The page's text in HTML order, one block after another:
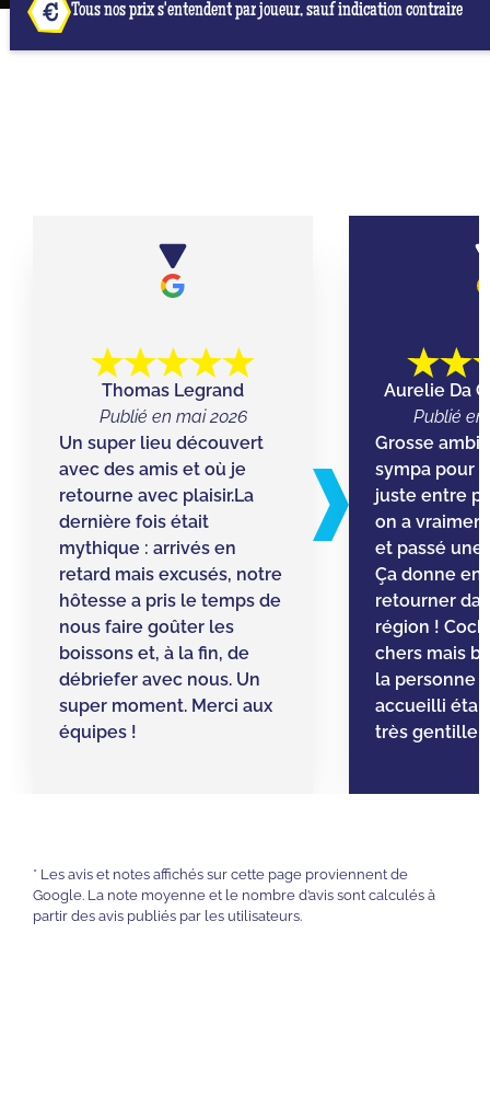
Tous nos prix s'entendent par joueur, sauf indication contraire
Thomas Legrand
Publié en mai 2026
Un super lieu découvert
avec des amis et où je
retourne avec plaisir. ​La
dernière fois était
mythique : arrivés en
retard mais excusés, notre
hôtesse a pris le temps de
nous faire goûter les
boissons et, à la fin, de
débriefer avec nous. Un
super moment. Merci aux
équipes !
Aurelie Da
Publié en
Grosse
sympa pour
juste entre
on a
et passé une
Ça donne
retourner
région !
chers mais
la personne
accueilli
très gentille
* Les avis et notes affichés sur cette page proviennent de
Google. La note moyenne et le nombre d’avis sont calculés à
partir des avis publiés par les utilisateurs.